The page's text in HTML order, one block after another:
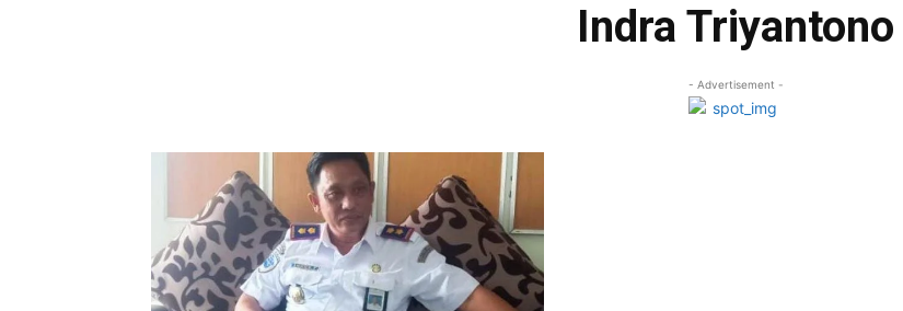
Indra Triyantono
- Advertisement -